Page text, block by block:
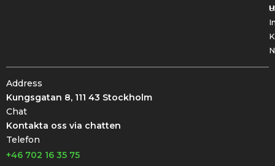
Address
Kungsgatan 8, 111 43 Stockholm
Chat
Kontakta oss via chatten
Telefon
+46 702 16 35 75